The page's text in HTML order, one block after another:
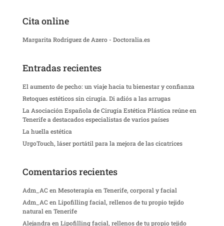
Cita online
Margarita Rodríguez de Azero - Doctoralia.es
Entradas recientes
El aumento de pecho: un viaje hacia tu bienestar y confianza
Retoques estéticos sin cirugía. Di adiós a las arrugas
La Asociación Española de Cirugía Estética Plástica reúne en
Tenerife a destacados especialistas de varios países
La huella estética
UrgoTouch, láser portátil para la mejora de las cicatrices
Comentarios recientes
Adm_AC en Mesoterapia en Tenerife, corporal y facial
Adm_AC en Lipofilling facial, rellenos de tu propio tejido
natural en Tenerife
Alejandra en Lipofilling facial, rellenos de tu propio tejido